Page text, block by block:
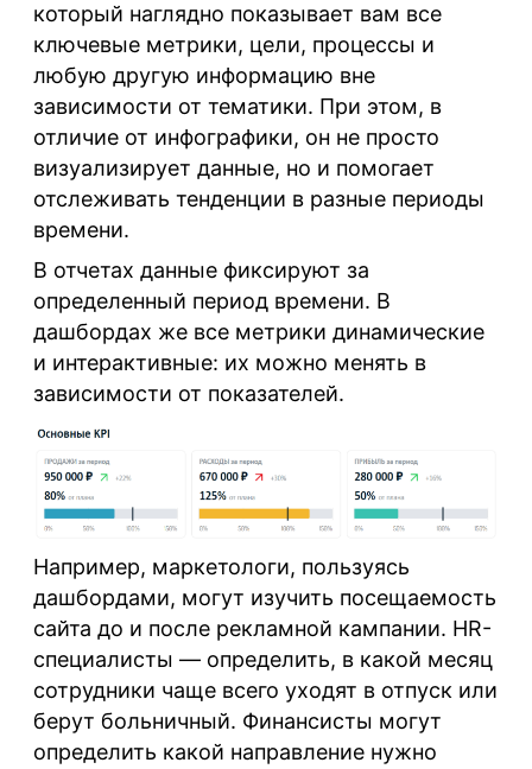
который наглядно показывает вам все
ключевые метрики, цели, процессы и
любую другую информацию вне
зависимости от тематики. При этом, в
отличие от инфографики, он не просто
визуализирует данные, но и помогает
отслеживать тенденции в разные периоды
времени.
В отчетах данные фиксируют за
определенный период времени. В
дашбордах же все метрики динамические
и интерактивные: их можно менять в
зависимости от показателей.
Например, маркетологи, пользуясь
дашбордами, могут изучить посещаемость
сайта до и после рекламной кампании. HR-
специалисты — определить, в какой месяц
сотрудники чаще всего уходят в отпуск или
берут больничный. Финансисты могут
определить какой направление нужно